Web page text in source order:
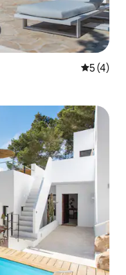
5 (4)